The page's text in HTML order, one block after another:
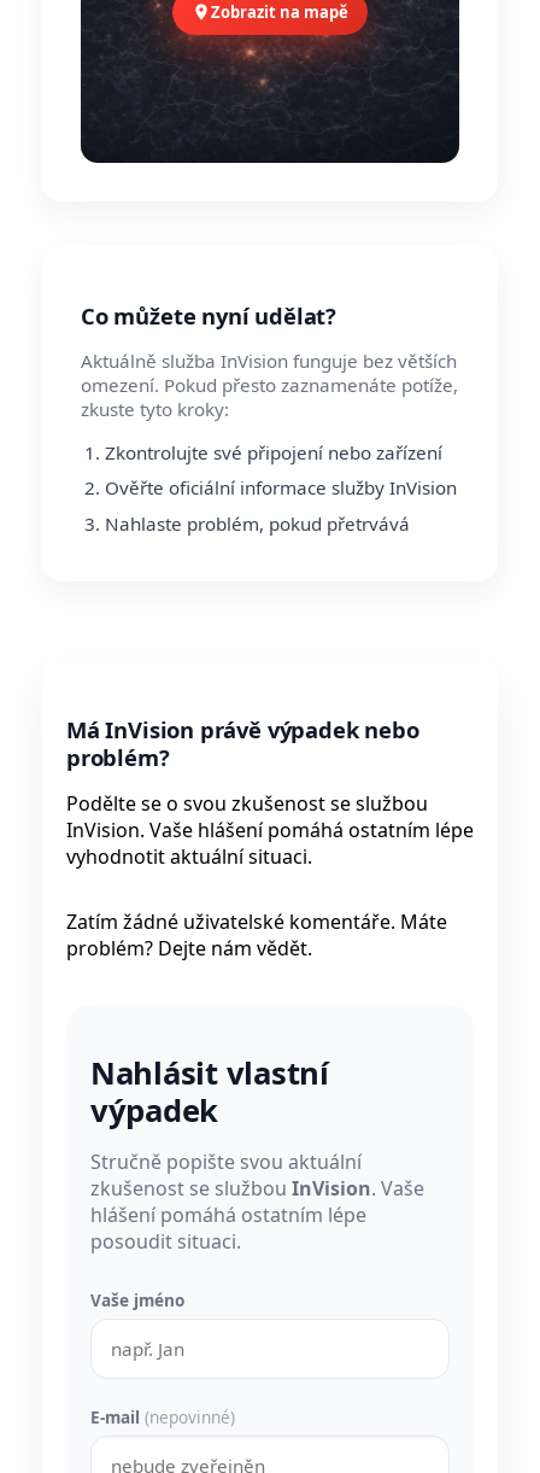
Zobrazit na mapě
Co můžete nyní udělat?
Aktuálně služba InVision funguje bez větších
omezení. Pokud přesto zaznamenáte potíže,
zkuste tyto kroky:
Zkontrolujte své připojení nebo zařízení
Ověřte oficiální informace služby InVision
Nahlaste problém, pokud přetrvává
Má InVision právě výpadek nebo
problém?
Podělte se o svou zkušenost se službou
InVision. Vaše hlášení pomáhá ostatním lépe
vyhodnotit aktuální situaci.
Zatím žádné uživatelské komentáře. Máte
problém? Dejte nám vědět.
Nahlásit vlastní
výpadek
Stručně popište svou aktuální
zkušenost se službou InVision. Vaše
hlášení pomáhá ostatním lépe
posoudit situaci.
Vaše jméno
E-mail (nepovinné)